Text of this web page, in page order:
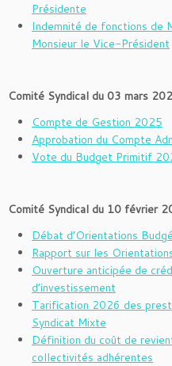
Présidente
Indemnité de fonctions de
Monsieur le Vice-Président
Comité Syndical du 03 mars
Compte de Gestion 2025
Approbation du Compte
Vote du Budget Primitif
Comité Syndical du 10 février
Débat d’Orientations
Rapport sur les
Ouverture anticipée de
d’investissement
Tarification 2026 des
Syndicat Mixte
Définition du coût de
collectivités adhérentes